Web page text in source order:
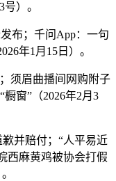
）。
布；千问App：一句
年1月15日）。
须眉曲播间网购附子
窗”（2026年2月3
并赔付；“人平易近
西麻黄鸡被协会打假